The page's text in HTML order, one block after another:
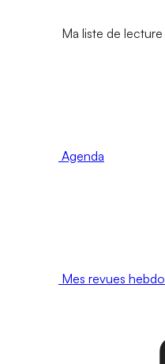
Ma liste de lecture
Agenda
Mes revues hebdo